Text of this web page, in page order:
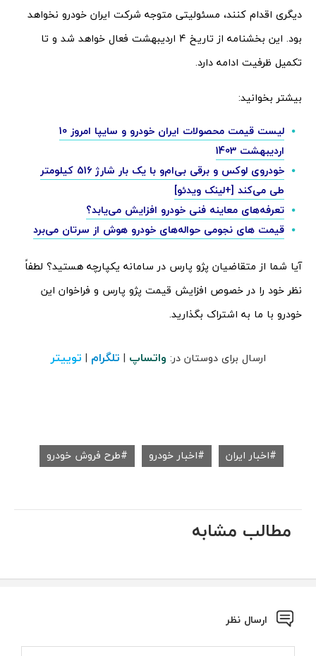
دیگری اقدام کنند، مسئولیتی متوجه شرکت ایران خودرو نخواهد
بود. این بخشنامه از تاریخ ۴ اردیبهشت فعال خواهد شد و تا
تکمیل ظرفیت ادامه دارد.
بیشتر بخوانید:
لیست قیمت محصولات ایران خودرو و سایپا امروز 10
اردیبهشت 1403
خودروی لوکس و برقی بی‌ام‌و با یک بار شارژ 516 کیلومتر
طی می‌کند [+لینک ویدئو]
تعرفه‌های معاینه فنی خودرو افزایش می‌یابد؟
قیمت های نجومی حواله‌های خودرو هوش از سرتان می‌برد
آیا شما از متقاضیان پژو پارس در سامانه یکپارچه هستید؟ لطفاً
نظر خود را در خصوص افزایش قیمت پژو پارس و فراخوان این
خودرو با ما به اشتراک بگذارید.
ارسال برای دوستان در: واتساپ | تلگرام | توییتر
اخبار ایران اخبار خودرو طرح فروش خودرو
مطالب مشابه
ارسال نظر